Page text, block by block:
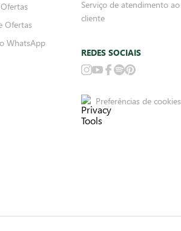
Ofertas
WhatsApp
Serviço de atendimento ao
cliente
REDES SOCIAIS
Preferências de cookies